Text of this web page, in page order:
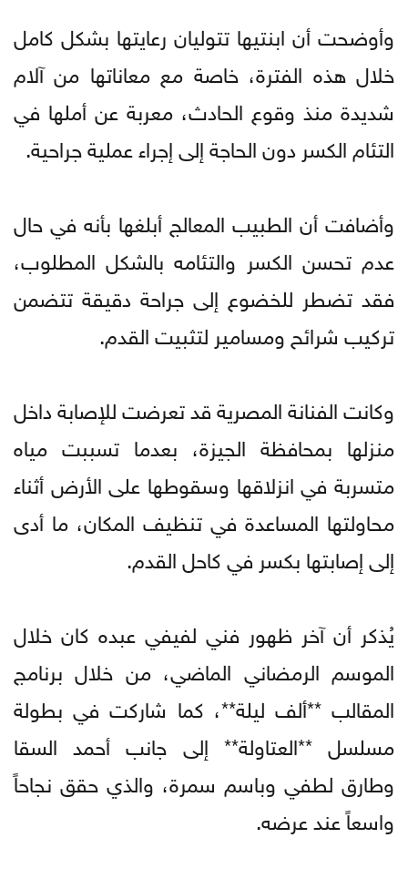
وأوضحت أن ابنتيها تتوليان رعايتها بشكل كامل
خلال هذه الفترة، خاصة مع معاناتها من آلام
شديدة منذ وقوع الحادث، معربة عن أملها في
التئام الكسر دون الحاجة إلى إجراء عملية جراحية.
وأضافت أن الطبيب المعالج أبلغها بأنه في حال
عدم تحسن الكسر والتئامه بالشكل المطلوب،
فقد تضطر للخضوع إلى جراحة دقيقة تتضمن
تركيب شرائح ومسامير لتثبيت القدم.
وكانت الفنانة المصرية قد تعرضت للإصابة داخل
منزلها بمحافظة الجيزة، بعدما تسببت مياه
متسربة في انزلاقها وسقوطها على الأرض أثناء
محاولتها المساعدة في تنظيف المكان، ما أدى
إلى إصابتها بكسر في كاحل القدم.
يُذكر أن آخر ظهور فني لفيفي عبده كان خلال
الموسم الرمضاني الماضي، من خلال برنامج
المقالب **ألف ليلة**، كما شاركت في بطولة
مسلسل **العتاولة** إلى جانب أحمد السقا
وطارق لطفي وباسم سمرة، والذي حقق نجاحاً
واسعاً عند عرضه.